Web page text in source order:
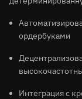
ордербуками
Интеграция с